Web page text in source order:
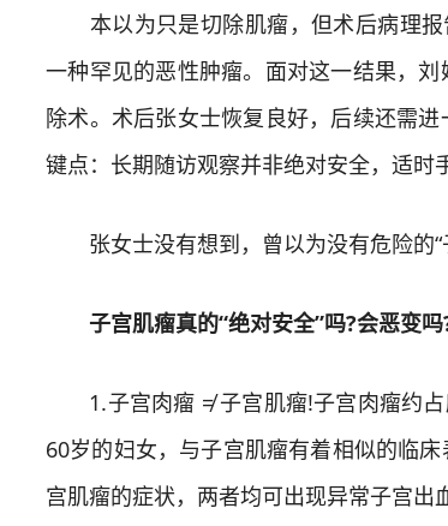
本以为只是切除肌瘤，但术后病理报
一种罕见的恶性肿瘤。面对这一结果，
除术。术后张女士恢复良好，后续还需
键点：长期随访观察并非绝对安全，适时
张女士没有想到，曾以为没有危险的“
子宫肌瘤真的“绝对安全”吗?会恶变吗
1.子宫肉瘤 ≠ 子宫肌瘤!子宫肉瘤约占
60岁的妇女，与子宫肌瘤有着相似的临
宫肌瘤的症状，两者均可出现异常子宫出